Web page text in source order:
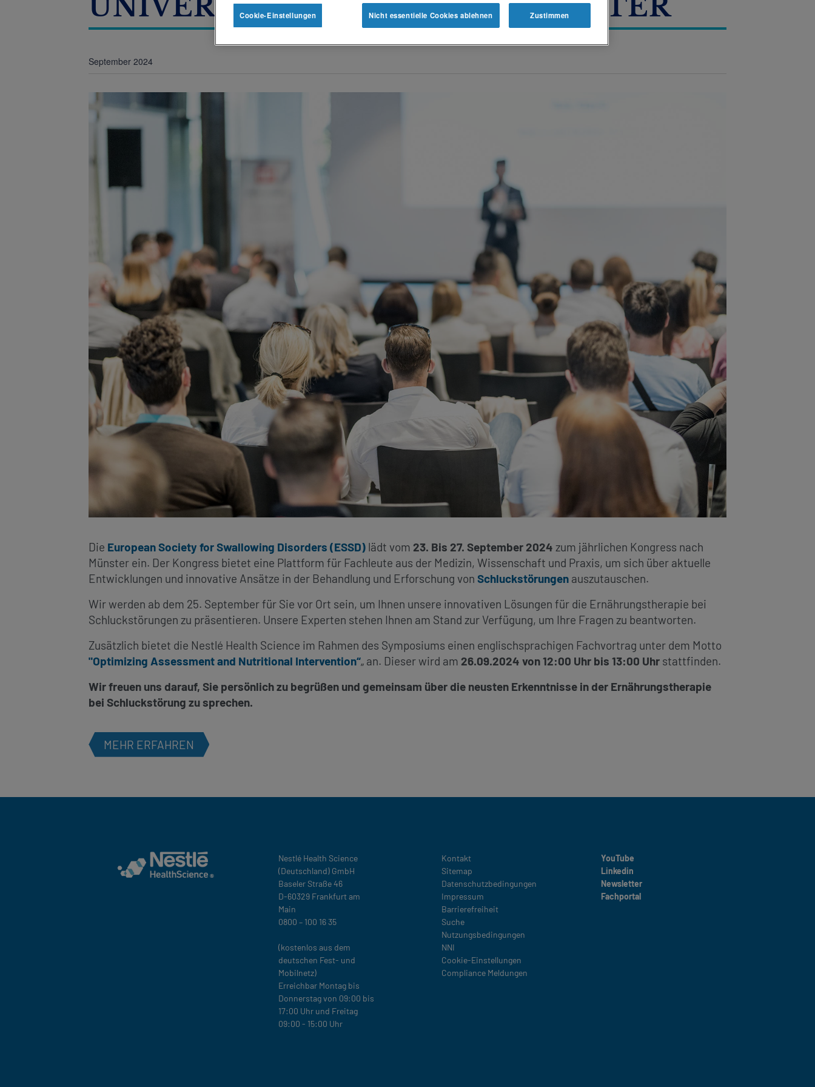
UNIVERSITÄTSKLINIKUM MÜNSTER
September 2024
Die European Society for Swallowing Disorders (ESSD) lädt vom 23. Bis 27. September 2024 zum jährlichen Kongress nach
Münster ein. Der Kongress bietet eine Plattform für Fachleute aus der Medizin, Wissenschaft und Praxis, um sich über aktuelle
Entwicklungen und innovative Ansätze in der Behandlung und Erforschung vonSchluckstörungen auszutauschen.
Wir werden ab dem 25. September für Sie vor Ort sein, um Ihnen unsere innovativen Lösungen für die Ernährungstherapie bei
Schluckstörungen zu präsentieren. Unsere Experten stehen Ihnen am Stand zur Verfügung, um Ihre Fragen zu beantworten.
Zusätzlich bietet die Nestlé Health Science im Rahmen des Symposiums einen englischsprachigen Fachvortrag unter dem Motto
"Optimizing Assessment and Nutritional Intervention“„ an. Dieser wird am 26.09.2024 von 12:00 Uhr bis 13:00 Uhr stattfinden.
Wir freuen uns darauf, Sie persönlich zu begrüßen und gemeinsam über die neusten Erkenntnisse in der Ernährungstherapie
bei Schluckstörung zu sprechen.
MEHR ERFAHREN
Nestlé Health Science
(Deutschland) GmbH
Baseler Straße 46
D-60329 Frankfurt am
Main
0800 – 100 16 35
(kostenlos aus dem
deutschen Fest- und
Mobilnetz)
Erreichbar Montag bis
Donnerstag von 09:00 bis
17:00 Uhr und Freitag
09:00 - 15:00 Uhr
Legal
Kontakt
Sitemap
Datenschutzbedingungen
Impressum
Barrierefreiheit
Suche
Nutzungsbedingungen
NNI
Cookie-Einstellungen
Compliance Meldungen
YouTube
Linkedin
Newsletter
Fachportal
Cookie-Einstellungen Nicht essentielle Cookies ablehnen Zustimmen